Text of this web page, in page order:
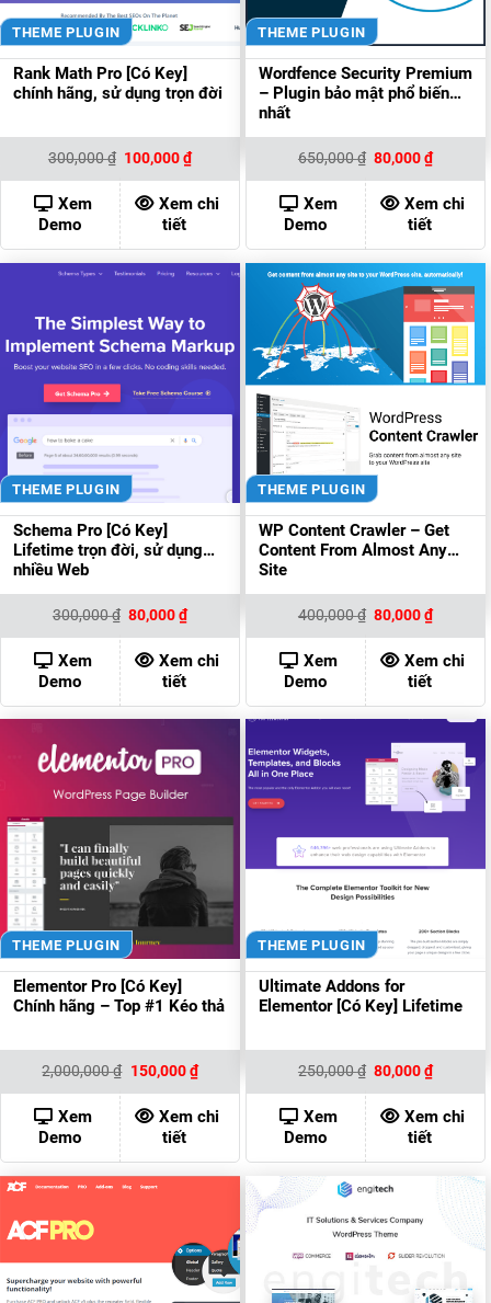
THEME PLUGIN
Rank Math Pro [Có Key]
chính hãng, sử dụng trọn đời
300,000₫ Giá
là:
300,000 ₫.
100,000₫Giá
hiện
tại
là:
100,000 ₫.
Xem
Demo
Xem chi
tiết
THEME PLUGIN
Wordfence Security Premium
– Plugin bảo mật phổ biến
nhất
650,000₫ Giá
gốc
là:
650,000 ₫.
80,000₫Giá
hiện
tại
là:
80,000
Xem
Demo
Xem chi
tiết
THEME PLUGIN
Schema Pro [Có Key]
Lifetime trọn đời, sử dụng
nhiều Web
300,000₫ Giá
gốc
là:
300,000 ₫.
80,000₫Giá
hiện
tại
là:
80,000 ₫.
Xem
Demo
Xem chi
tiết
THEME PLUGIN
WP Content Crawler – Get
Content From Almost Any
Site
400,000₫ Giá
gốc
là:
400,000 ₫.
80,000₫Giá
hiện
tại
là:
80,000
Xem
Demo
Xem chi
tiết
THEME PLUGIN
Elementor Pro [Có Key]
Chính hãng – Top #1 Kéo thả
2,000,000₫ Giá
là:
2,000,000 ₫.
150,000₫Giá
hiện
tại
là:
150,000 ₫.
Xem
Demo
Xem chi
tiết
THEME PLUGIN
Ultimate Addons for
Elementor [Có Key] Lifetime
250,000₫ Giá
gốc
là:
250,000 ₫.
80,000₫Giá
hiện
tại
là:
80,000
Xem
Demo
Xem chi
tiết